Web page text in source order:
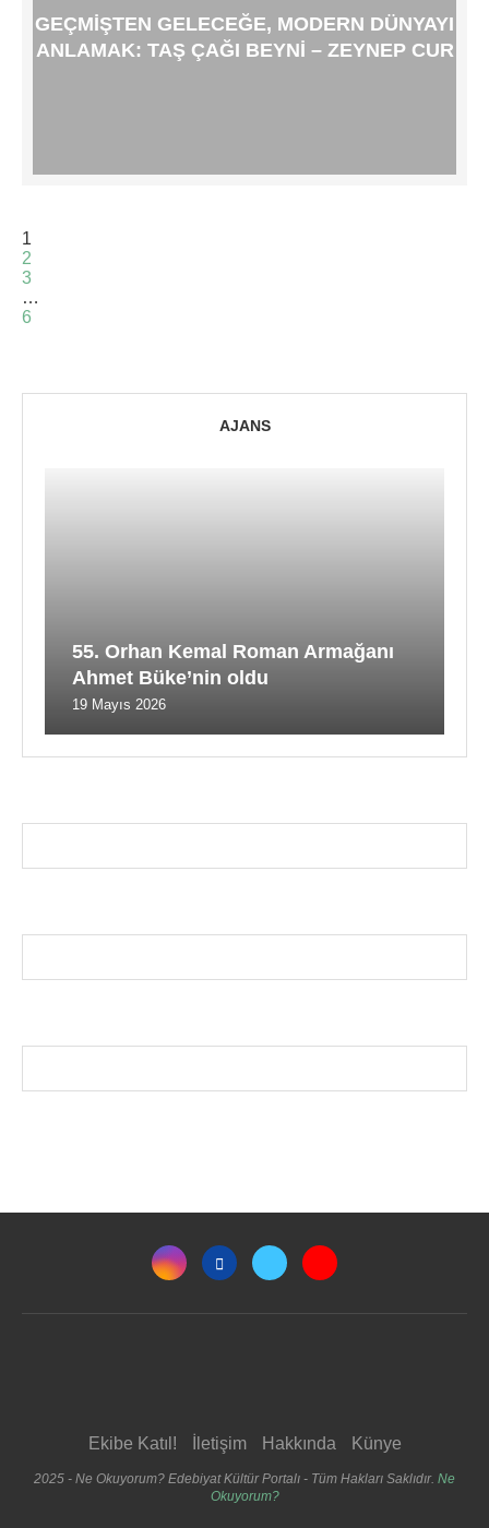
GEÇMIŞTEN GELECEĞE, MODERN DÜNYAYI
ANLAMAK: TAŞ ÇAĞI BEYNI – ZEYNEP CUR
1
2
3
…
6
AJANS
55. Orhan Kemal Roman Armağanı
Ahmet Büke’nin oldu
19 Mayıs 2026
Ekibe Katıl! İletişim Hakkında Künye
2025 - Ne Okuyorum? Edebiyat Kültür Portalı - Tüm Hakları Saklıdır. Ne
Okuyorum?